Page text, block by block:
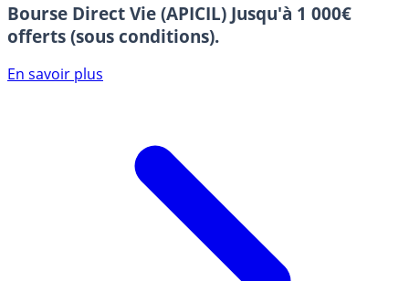
Bourse Direct Vie (APICIL) Jusqu'à 1 000€
offerts (sous conditions).
En savoir plus